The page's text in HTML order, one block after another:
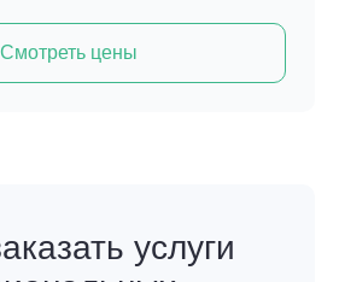
Смотреть цены
услуги